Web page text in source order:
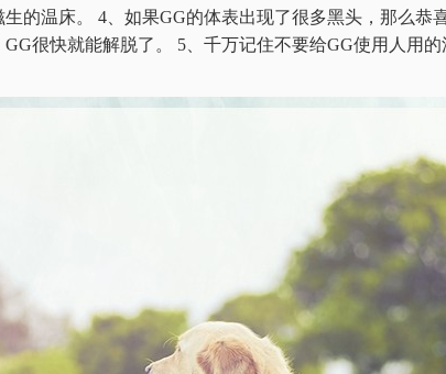
的温床。 4、如果GG的体表出现了很多黑头，那么
很快就能解脱了。 5、千万记住不要给GG使用人用